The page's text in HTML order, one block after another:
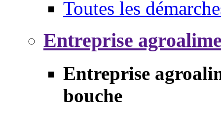
Toutes les
Entreprise
Entreprise
bouche